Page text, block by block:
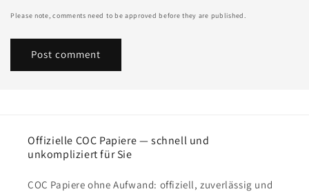
Please note, comments need to be approved before they are published.
Offizielle COC Papiere — schnell und
unkompliziert für Sie
COC Papiere ohne Aufwand: offiziell, zuverlässig und